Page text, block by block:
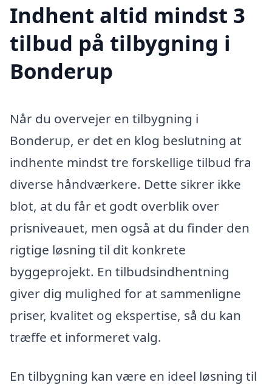
Indhent altid mindst 3
tilbud på tilbygning i
Bonderup
Når du overvejer en tilbygning i
Bonderup, er det en klog beslutning at
indhente mindst tre forskellige tilbud fra
diverse håndværkere. Dette sikrer ikke
blot, at du får et godt overblik over
prisniveauet, men også at du finder den
rigtige løsning til dit konkrete
byggeprojekt. En tilbudsindhentning
giver dig mulighed for at sammenligne
priser, kvalitet og ekspertise, så du kan
træffe et informeret valg.
En tilbygning kan være en ideel løsning til